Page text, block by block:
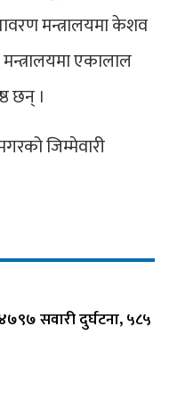
मन्त्रालयमा केशव
एकालाल
छन् ।
जिम्मेवारी
सवारी दुर्घटना, ५८५